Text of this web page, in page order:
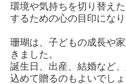
環境や気持ちを切り替え
するための心の目印にな
珊瑚は、子どもの成長や
きました。
誕生日、出産、結婚など
込めて贈るのもよいでし